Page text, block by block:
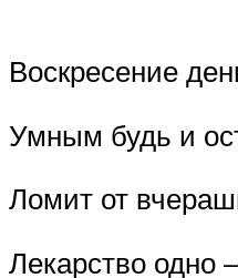
Воскресение
Умным будь и
Ломит от
Лекарство одно